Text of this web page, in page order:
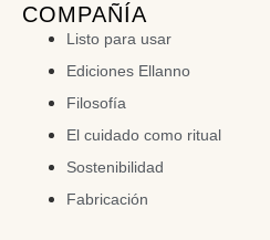
COMPAÑÍA
Listo para usar
Ediciones Ellanno
Filosofía
El cuidado como ritual
Sostenibilidad
Fabricación